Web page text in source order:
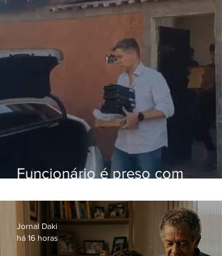
Funcionário é preso com
Hospital do Andaraí
Jornal Daki
há 16 horas